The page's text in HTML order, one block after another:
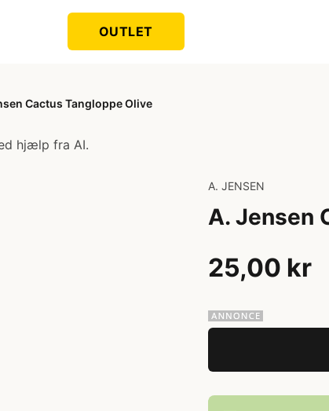
OUTLET
Cactus Tangloppe Olive
hjælp fra AI.
A. JENSEN
A. Jensen
25,00 kr